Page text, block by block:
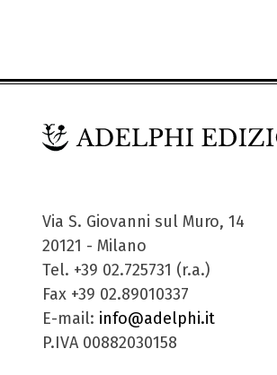
Via S. Giovanni sul Muro, 14
20121 - Milano
Tel. +39 02.725731 (r.a.)
Fax +39 02.89010337
E-mail: info@adelphi.it
P.IVA 00882030158